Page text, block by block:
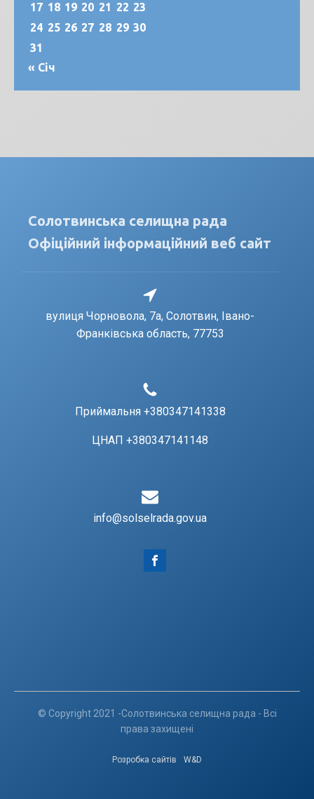
17 18 19 20 21 22 23
24 25 26 27 28 29 30
31
« Січ
Солотвинська селищна рада
Офіційний інформаційний веб сайт
вулиця Чорновола, 7a, Солотвин, Івано-
Франківська область, 77753
Приймальня +380347141338
ЦНАП +380347141148
info@solselrada.gov.ua
© Copyright 2021 -Солотвинська селищна рада - Всі
права захищені
Розробка сайтів W&D